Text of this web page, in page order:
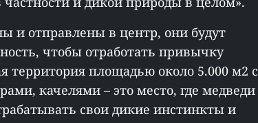
и отправлены в центр, они будут
чтобы отработать привычку
территория площадью около 5.000 м2 с
качелями – это место, где медведи
свои дикие инстинкты и